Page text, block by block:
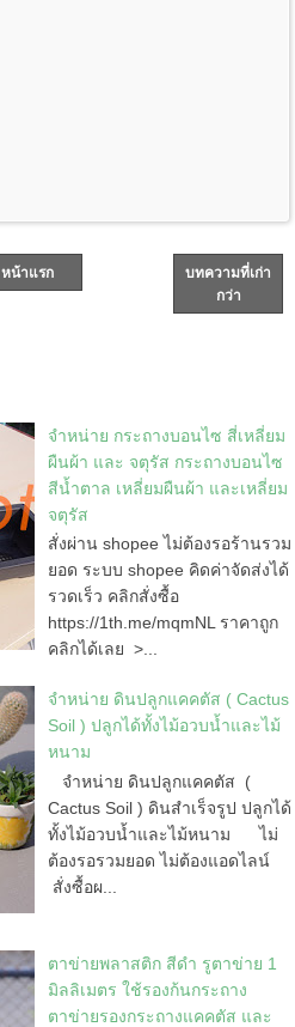
บทความที่เก่า
กว่า
หน้าแรก
จำหน่าย กระถางบอนไซ สี่เหลี่ยม
ผืนผ้า และ จตุรัส กระถางบอนไซ
สีน้ำตาล เหลี่ยมผืนผ้า และเหลี่ยม
จตุรัส
สั่งผ่าน shopee ไม่ต้องรอร้านรวม
ยอด ระบบ shopee คิดค่าจัดส่งได้
รวดเร็ว คลิกสั่งซื้อ
https://1th.me/mqmNL ราคาถูก
คลิกได้เลย >...
จำหน่าย ดินปลูกแคคตัส ( Cactus
Soil ) ปลูกได้ทั้งไม้อวบน้ำและไม้
หนาม
จำหน่าย ดินปลูกแคคตัส (
Cactus Soil ) ดินสำเร็จรูป ปลูกได้
ทั้งไม้อวบน้ำและไม้หนาม ไม่
ต้องรอรวมยอด ไม่ต้องแอดไลน์
สั่งซื้อผ...
ตาข่ายพลาสติก สีดำ รูตาข่าย 1
มิลลิเมตร ใช้รองก้นกระถาง
ตาข่ายรองกระถางแคคตัส และ